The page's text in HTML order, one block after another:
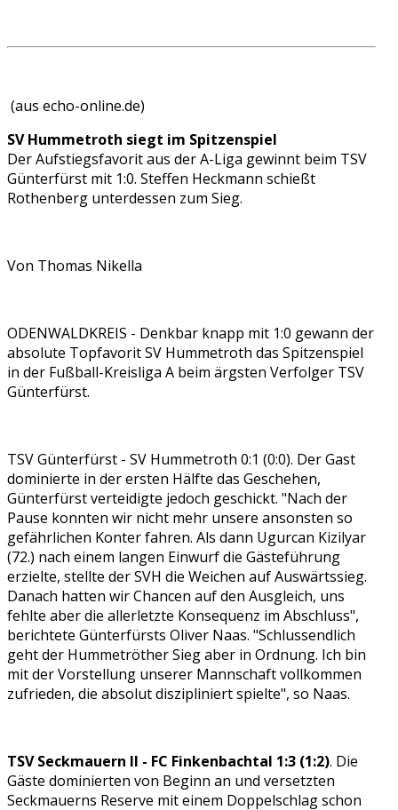
(aus echo-online.de)
SV Hummetroth siegt im Spitzenspiel
Der Aufstiegsfavorit aus der A-Liga gewinnt beim TSV
Günterfürst mit 1:0. Steffen Heckmann schießt
Rothenberg unterdessen zum Sieg.
Von Thomas Nikella
ODENWALDKREIS - Denkbar knapp mit 1:0 gewann der
absolute Topfavorit SV Hummetroth das Spitzenspiel
in der Fußball-Kreisliga A beim ärgsten Verfolger TSV
Günterfürst.
TSV Günterfürst - SV Hummetroth 0:1 (0:0). Der Gast
dominierte in der ersten Hälfte das Geschehen,
Günterfürst verteidigte jedoch geschickt. "Nach der
Pause konnten wir nicht mehr unsere ansonsten so
gefährlichen Konter fahren. Als dann Ugurcan Kizilyar
(72.) nach einem langen Einwurf die Gästeführung
erzielte, stellte der SVH die Weichen auf Auswärtssieg.
Danach hatten wir Chancen auf den Ausgleich, uns
fehlte aber die allerletzte Konsequenz im Abschluss",
berichtete Günterfürsts Oliver Naas. "Schlussendlich
geht der Hummetröther Sieg aber in Ordnung. Ich bin
mit der Vorstellung unserer Mannschaft vollkommen
zufrieden, die absolut diszipliniert spielte", so Naas.
TSV Seckmauern II - FC Finkenbachtal 1:3 (1:2). Die
Gäste dominierten von Beginn an und versetzten
Seckmauerns Reserve mit einem Doppelschlag schon